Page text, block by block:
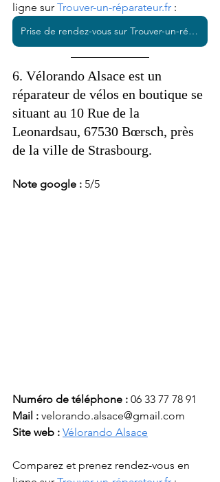
ligne sur Trouver-un-réparateur.fr :
Prise de rendez-vous sur Trouver-un-réparateur.fr
6. Vélorando Alsace est un
réparateur de vélos en boutique se
situant au 10 Rue de la
Leonardsau, 67530 Bœrsch, près
de la ville de Strasbourg.
Note google : 5/5
Numéro de téléphone : 06 33 77 78 91
Mail : velorando.alsace@gmail.com
Site web : Vélorando Alsace
Comparez et prenez rendez-vous en